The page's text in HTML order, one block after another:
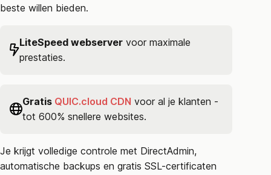
beste willen bieden.
LiteSpeed webserver voor maximale
prestaties.
Gratis QUIC.cloud CDN voor al je klanten -
tot 600% snellere websites.
Je krijgt volledige controle met DirectAdmin,
automatische backups en gratis SSL-certificaten